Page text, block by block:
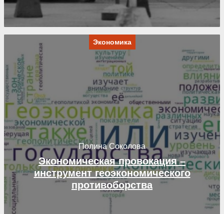
Экономика
Полина Соколова
Экономическая провокация –
инструмент геоэкономического
противоборства